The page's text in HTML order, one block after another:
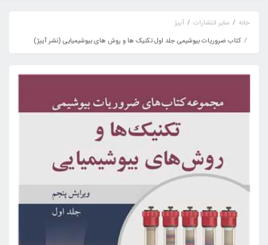
خانه سایر انتشارات
آییژ
کتاب ضروریات بیوشیمی جلد اول تکنیک ها و روش های بیوشیمیایی (نشر آییژ)